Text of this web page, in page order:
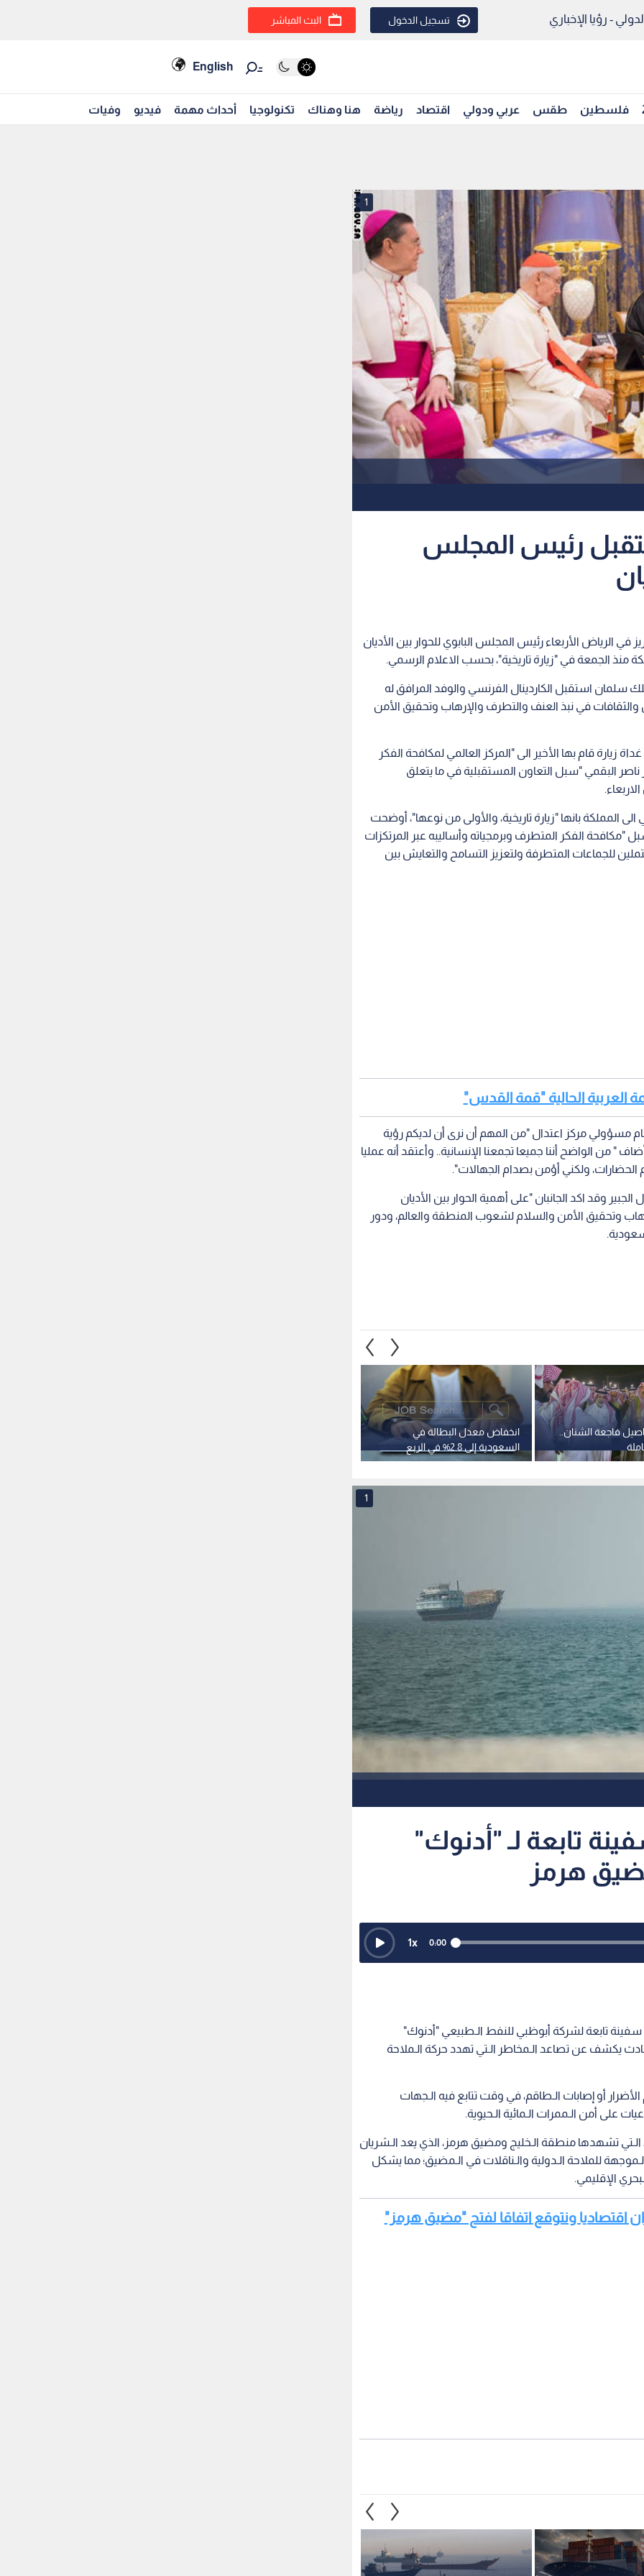
- رؤيا الإخباري تسجيل الدخول البث المباشر
English
فلسطين طقس عربي ودولي اقتصاد رياضة هنا وهناك تكنولوجيا أحداث مهمة فيديو وفيات
1
رئيس المجلس
الرياض الأربعاء رئيس المجلس البابوي للحوار بين الأديان
منذ الجمعة في "زيارة تاريخية"، بحسب الاعلام الرسمي.
سلمان استقبل الكاردينال الفرنسي والوفد المرافق له
والثقافات في نبذ العنف والتطرف والإرهاب وتحقيق الأمن
زيارة قام بها الأخير الى "المركز العالمي لمكافحة الفكر
البقمي "سبل التعاون المستقبلية في ما يتعلق
المملكة بانها "زيارة تاريخية، والأولى من نوعها"، أوضحت
"مكافحة الفكر المتطرف وبرمجياته وأساليبه عبر المرتكزات
للجماعات المتطرفة ولتعزيز التسامح والتعايش بين
العربية الحالية "قمة القدس"
مسؤولي مركز اعتدال "من المهم أن نرى أن لديكم رؤية
" من الواضح أننا جميعا تجمعنا الإنسانية.. وأعتقد أنه عمليا
الحضارات، ولكني أؤمن بصدام الجهالات".
الجبير وقد اكد الجانبان "على أهمية الحوار بين الأديان
وتحقيق الأمن والسلام لشعوب المنطقة والعالم، ودور
انخفاض معدل البطالة في
السعودية إلى 2.8% في الربع
الأول من 2025
فاجعة الشنان..
1
تابعة لـ "أدنوك"
هرمز
0:00
1x
سفينة تابعة لشركة أبوظبي للنفط الـطبيعي "أدنوك"
يكشف عن تصاعد الـمخاطر الـتي تهدد حركة الـملاحة
أو إصابات الـطاقم، في وقت تتابع فيه الـجهات
على أمن الـممرات الـمائية الـحيوية.
تشهدها منطقة الـخليج ومضيق هرمز، الذي يعد الـشريان
للملاحة الـدولية والـناقلات في الـمضيق؛ مما يشكل
الإقليمي.
اقتصاديا ونتوقع اتفاقا لفتح "مضيق هرمز"